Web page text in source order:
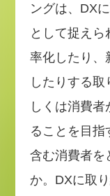
ングは、DX
として捉え
率化したり、
したりする
しくは消費
ることを目指
含む消費者を
か。DXに取